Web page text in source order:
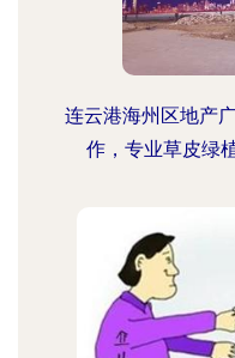
连云港海州区地产
作，专业草皮绿